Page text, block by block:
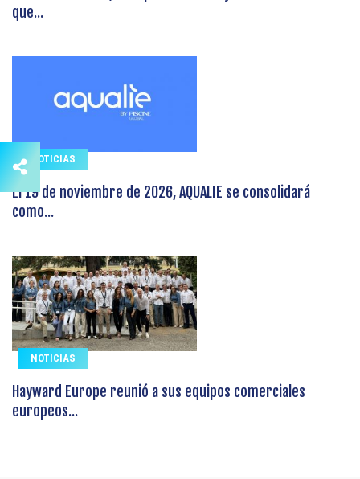
que...
NOTICIAS
El 19 de noviembre de 2026, AQUALIE se consolidará
como...
NOTICIAS
Hayward Europe reunió a sus equipos comerciales
europeos...